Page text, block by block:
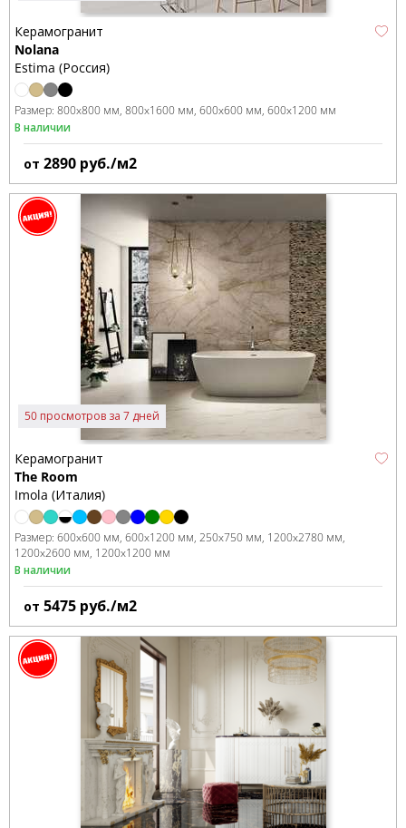
Керамогранит
Nolana
Estima (Россия)
Размер: 800x800 мм 800x1600 мм 600x600 мм 600x1200 мм
В наличии
от 2890 руб./м2
50 просмотров за 7 дней
Керамогранит
The Room
Imola (Италия)
Размер: 600x600 мм 600x1200 мм 250x750 мм 1200x2780 мм
1200x2600 мм 1200x1200 мм
В наличии
от 5475 руб./м2